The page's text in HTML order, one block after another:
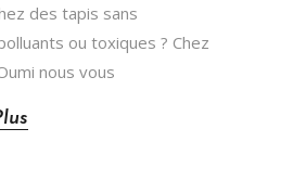
des tapis sans
ou toxiques ? Chez
nous vous